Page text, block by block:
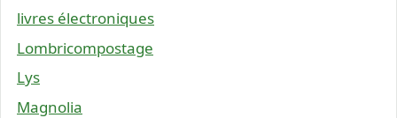
livres électroniques
Lombricompostage
Lys
Magnolia